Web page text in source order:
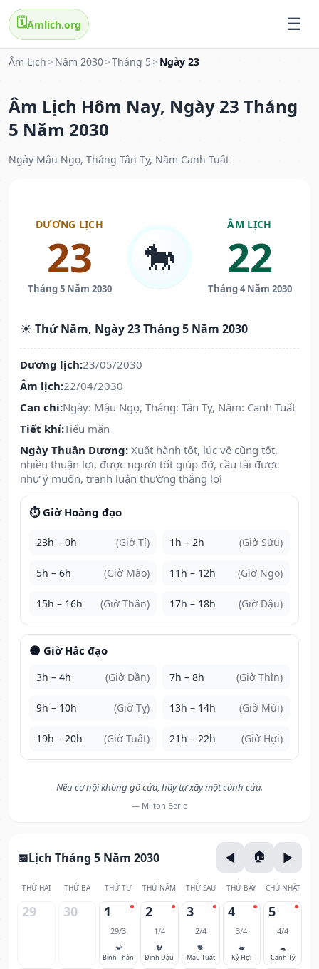
🗓️Amlich.org
Âm Lịch > Năm 2030>Tháng 5 > Ngày 23
Âm Lịch Hôm Nay, Ngày 23 Tháng
5 Năm 2030
Ngày Mậu Ngọ, Tháng Tân Tỵ, Năm Canh Tuất
DƯƠNG LỊCH
23
Tháng 5 Năm 2030
🐎
ÂM LỊCH
22
Tháng 4 Năm 2030
☀️ Thứ Năm, Ngày 23 Tháng 5 Năm 2030
Dương lịch:23/05/2030
Âm lịch:22/04/2030
Can chi:Ngày: Mậu Ngọ, Tháng: Tân Tỵ, Năm: Canh Tuất
Tiết khí:Tiểu mãn
Ngày Thuần Dương: Xuất hành tốt, lúc về cũng tốt,
nhiều thuận lợi, được người tốt giúp đỡ, cầu tài được
như ý muốn, tranh luận thường thắng lợi
⏱️ Giờ Hoàng đạo
23h – 0h (Giờ Tí) 1h – 2h (Giờ Sửu)
5h – 6h (Giờ Mão) 11h – 12h (Giờ Ngọ)
15h – 16h (Giờ Thân) 17h – 18h (Giờ Dậu)
🌑 Giờ Hắc đạo
3h – 4h (Giờ Dần) 7h – 8h (Giờ Thìn)
9h – 10h (Giờ Tỵ) 13h – 14h (Giờ Mùi)
19h – 20h (Giờ Tuất) 21h – 22h (Giờ Hợi)
Nếu cơ hội không gõ cửa, hãy tự xây một cánh cửa.
— Milton Berle
Lịch Tháng 5 Năm 2030
THỨ HAI THỨ BA THỨ TƯ THỨ NĂM THỨ SÁU THỨ BẢY CHỦ NHẬT
29 30 1
29/3
🐒
Bính Thân
2
1/4
🐓
Đinh Dậu
3
2/4
🐕
Mậu Tuất
4
3/4
🐖
Kỷ Hợi
5
4/4
🐀
Canh Tý